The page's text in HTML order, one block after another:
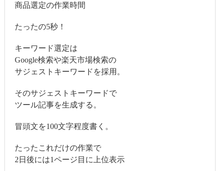
商品選定の作業時間
たったの5秒！
キーワード選定は
Google検索や楽天市場検索の
サジェストキーワードを採用。
そのサジェストキーワードで
ツール記事を生成する。
冒頭文を100文字程度書く。
たったこれだけの作業で
2日後には1ページ目に上位表示